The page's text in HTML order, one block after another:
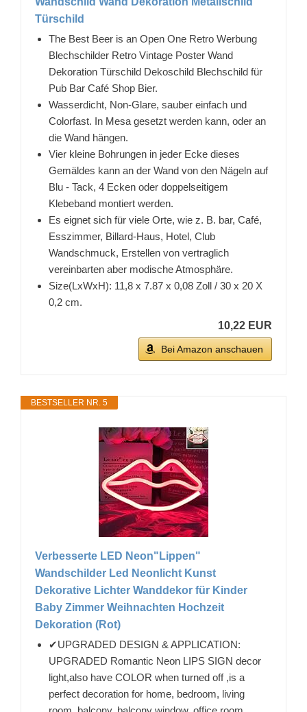
Türschild
The Best Beer is an Open One Retro Werbung
Blechschilder Retro Vintage Poster Wand
Dekoration Türschild Dekoschild Blechschild für
Pub Bar Café Shop Bier.
Wasserdicht, Non-Glare, sauber einfach und
Colorfast. In Mesa gesetzt werden kann, oder an
die Wand hängen.
Vier kleine Bohrungen in jeder Ecke dieses
Gemäldes kann an der Wand von den Nägeln auf
Blu - Tack, 4 Ecken oder doppelseitigem
Klebeband montiert werden.
Es eignet sich für viele Orte, wie z. B. bar, Café,
Esszimmer, Billard-Haus, Hotel, Club
Wandschmuck, Erstellen von vertraglich
vereinbarten aber modische Atmosphäre.
Size(LxWxH): 11,8 x 7.87 x 0,08 Zoll / 30 x 20 X
0,2 cm.
10,22 EUR
Bei Amazon anschauen
BESTSELLER NR. 5
Verbesserte LED Neon"Lippen"
Wandschilder Led Neonlicht Kunst
Dekorative Lichter Wanddekor für Kinder
Baby Zimmer Weihnachten Hochzeit
Dekoration (Rot)
✔UPGRADED DESIGN & APPLICATION:
UPGRADED Romantic Neon LIPS SIGN decor
light,also have COLOR when turned off ,is a
perfect decoration for home, bedroom, living